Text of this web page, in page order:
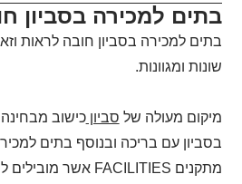
בתים למכירה בסביון
בתים למכירה בסביון חובה לראות
שונות ומגוונות.
מיקום מעולה של סביוןכישוב
בסביון עם בריכה ובנוסף בתים
מתקנים FACILITIES אשר מובילים